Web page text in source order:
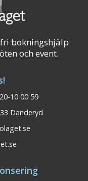
bokningshjälp
och event.
10 00 59
Danderyd